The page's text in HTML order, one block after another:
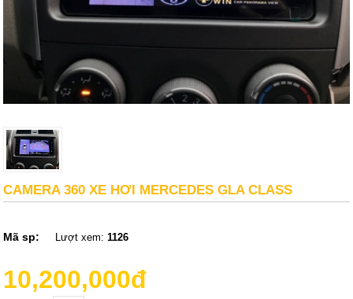
CAMERA 360 XE HƠI MERCEDES GLA CLASS
Mã sp: Lượt xem:1126
10,200,000đ